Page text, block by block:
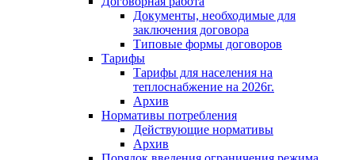
Документы, необходимые для
заключения договора
Типовые формы договоров
Тарифы
Тарифы для населения на
теплоснабжение на 2026г.
Архив
Нормативы потребления
Действующие нормативы
Архив